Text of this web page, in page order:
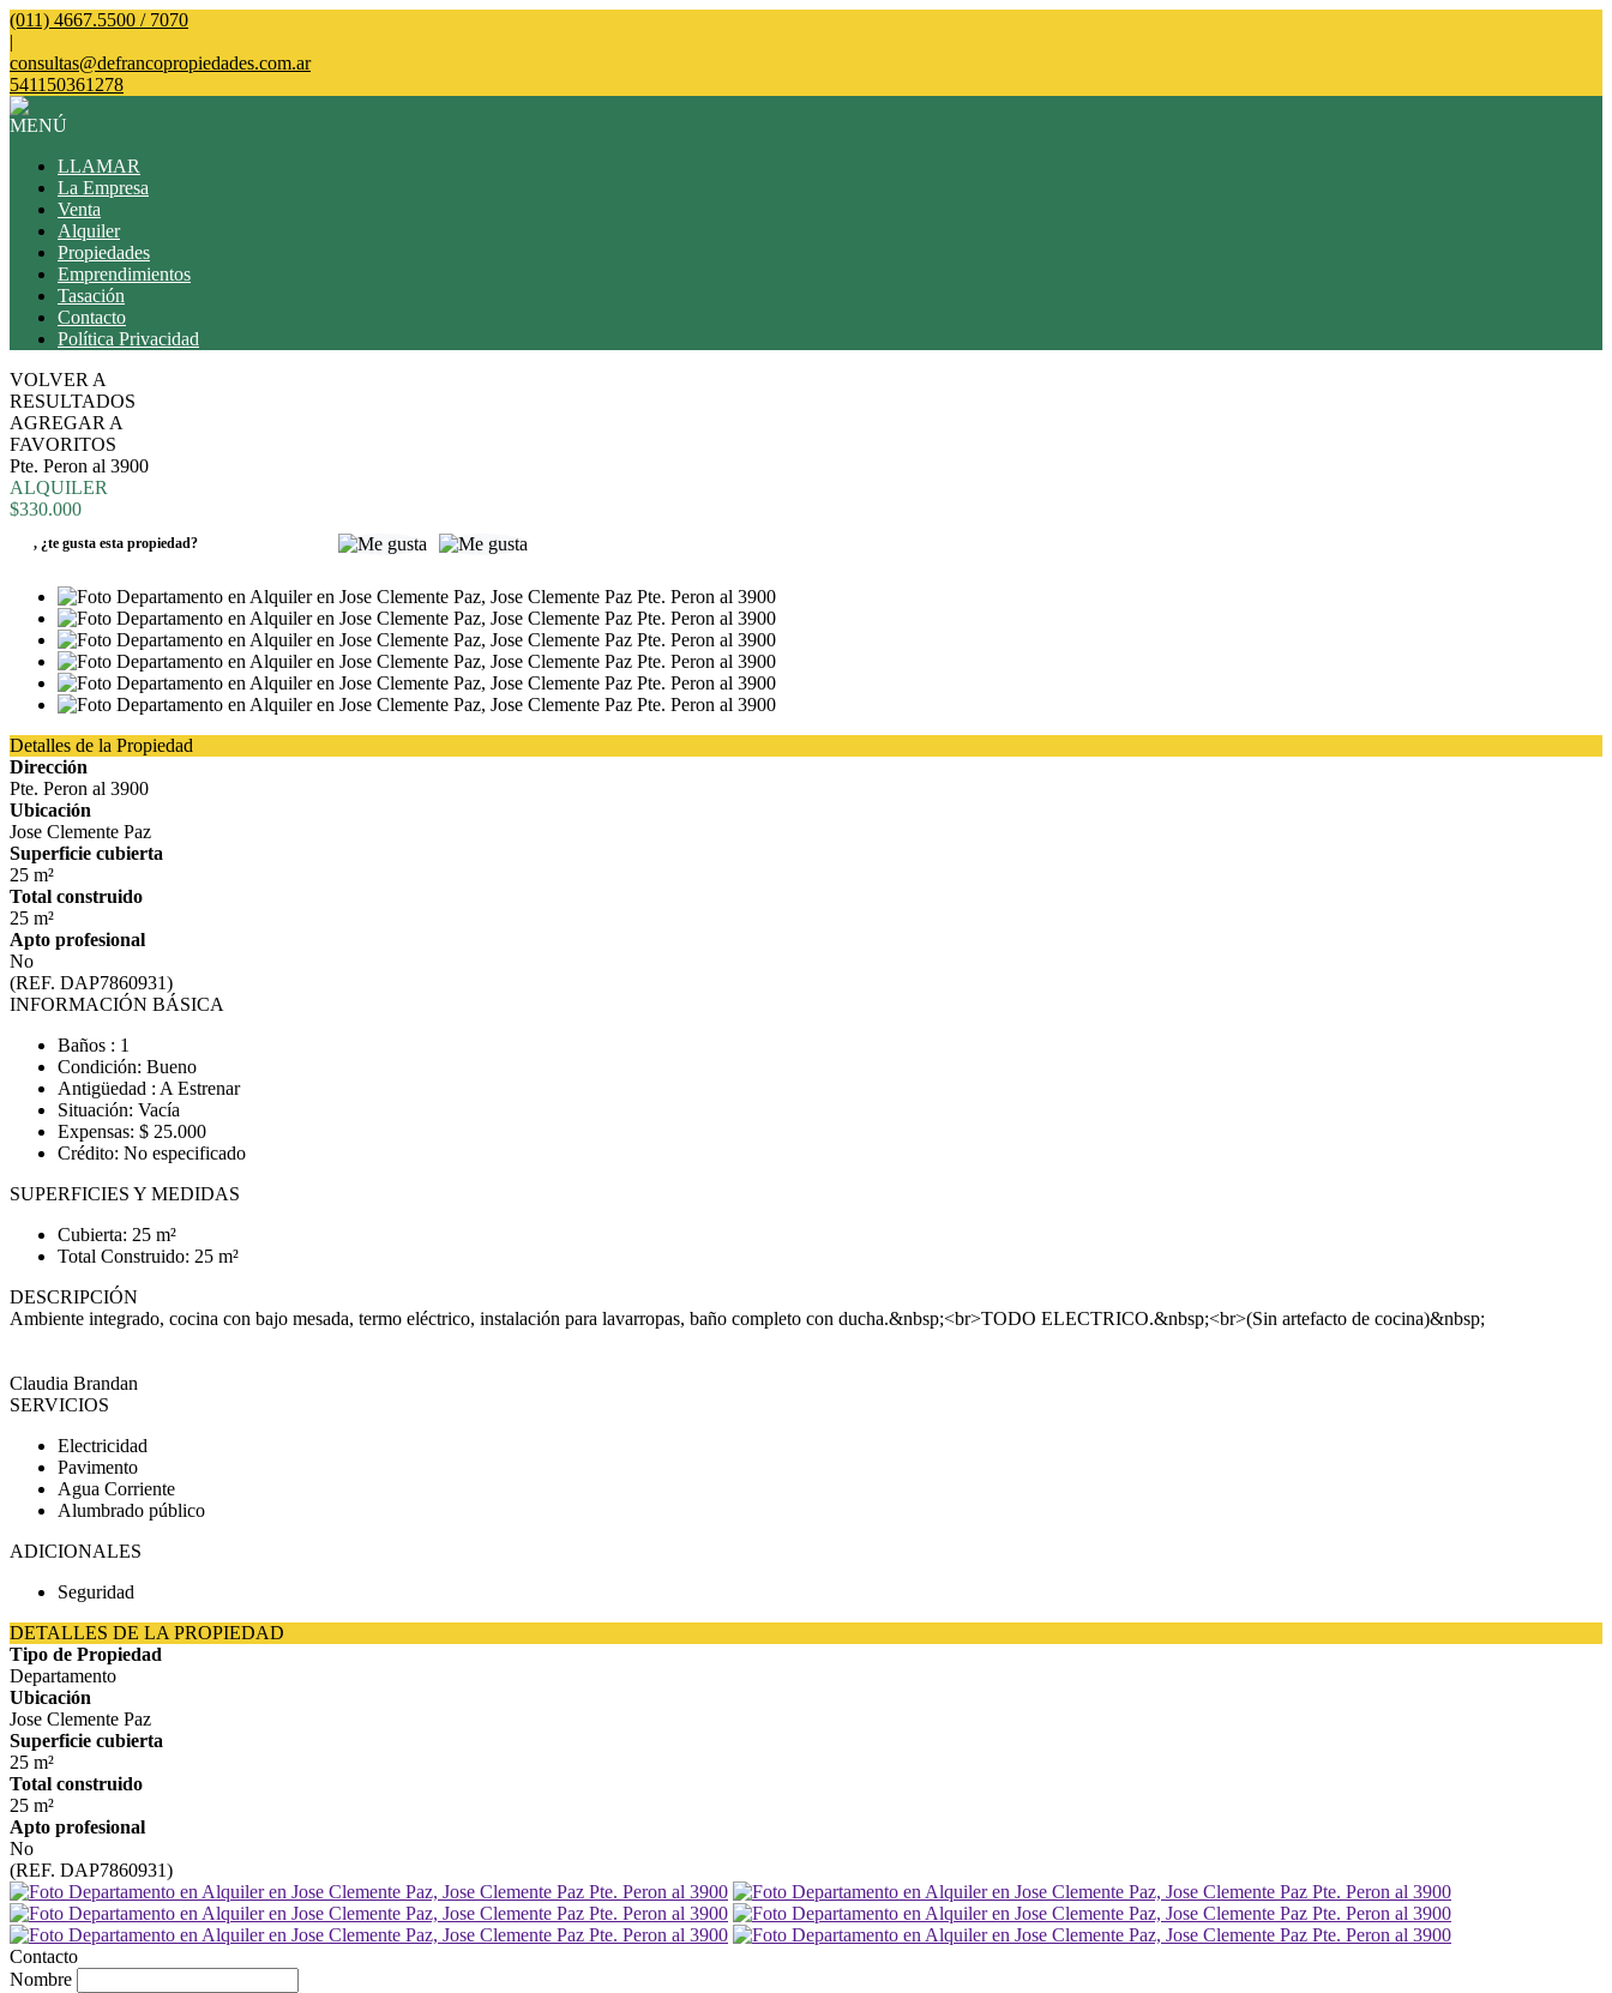
(011) 4667.5500 / 7070
|
consultas@defrancopropiedades.com.ar
541150361278
MENÚ
LLAMAR
La Empresa
Venta
Alquiler
Propiedades
Emprendimientos
Tasación
Contacto
Política Privacidad
VOLVER A
RESULTADOS
AGREGAR A
FAVORITOS
Pte. Peron al 3900
ALQUILER
$330.000
, ¿te gusta esta propiedad?
Detalles de la Propiedad
Dirección
Pte. Peron al 3900
Ubicación
Jose Clemente Paz
Superficie cubierta
25 m²
Total construido
25 m²
Apto profesional
No
(REF. DAP7860931)
INFORMACIÓN BÁSICA
Baños : 1
Condición: Bueno
Antigüedad : A Estrenar
Situación: Vacía
Expensas: $ 25.000
Crédito: No especificado
SUPERFICIES Y MEDIDAS
Cubierta: 25 m²
Total Construido: 25 m²
DESCRIPCIÓN
Ambiente integrado, cocina con bajo mesada, termo eléctrico, instalación para lavarropas, baño completo con ducha.&nbsp;<br>TODO ELECTRICO.&nbsp;<br>(Sin artefacto de cocina)&nbsp;
Claudia Brandan
SERVICIOS
Electricidad
Pavimento
Agua Corriente
Alumbrado público
ADICIONALES
Seguridad
DETALLES DE LA PROPIEDAD
Tipo de Propiedad
Departamento
Ubicación
Jose Clemente Paz
Superficie cubierta
25 m²
Total construido
25 m²
Apto profesional
No
(REF. DAP7860931)
Contacto
Nombre